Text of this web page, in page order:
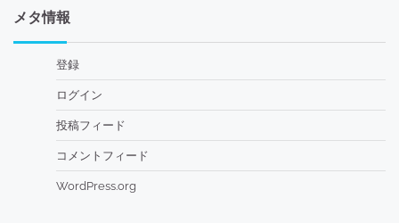
メタ情報
登録
ログイン
投稿フィード
コメントフィード
WordPress.org